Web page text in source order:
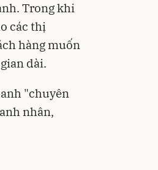
Trong khi
các thị
hàng muốn
dài.
"chuyên
nhân,